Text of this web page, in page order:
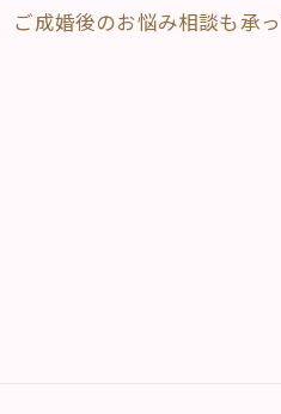
ご成婚後のお悩み相談も承